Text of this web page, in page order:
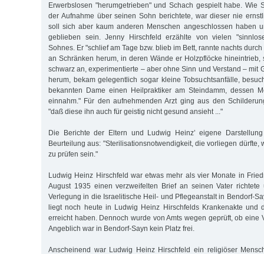
Erwerbslosen "herumgetrieben" und Schach gespielt habe. Wie
der Aufnahme über seinen Sohn berichtete, war dieser nie
soll sich aber kaum anderen Menschen angeschlossen haben
geblieben sein. Jenny Hirschfeld erzählte von vielen
Sohnes. Er "schlief am Tage bzw. blieb im Bett, rannte nachts
an Schränken herum, in deren Wände er Holzpflöcke hineintrieb,
schwarz an, experimentierte – aber ohne Sinn und Verstand – mit
herum, bekam gelegentlich sogar kleine Tobsuchtsanfälle,
bekannten Dame einen Heilpraktiker am Steindamm, dessen
einnahm." Für den aufnehmenden Arzt ging aus den
"daß diese ihn auch für geistig nicht gesund ansieht ..."
Die Berichte der Eltern und Ludwig Heinz’ eigene
Beurteilung aus: "Sterilisationsnotwendigkeit, die vorliegen dürfte,
zu prüfen sein."
Ludwig Heinz Hirschfeld war etwas mehr als vier Monate in
August 1935 einen verzweifelten Brief an seinen Vater
Verlegung in die Israelitische Heil- und Pflegeanstalt in Bendorf-
liegt noch heute in Ludwig Heinz Hirschfelds Krankenakte und
erreicht haben. Dennoch wurde von Amts wegen geprüft, ob eine
Angeblich war in Bendorf-Sayn kein Platz frei.
Anscheinend war Ludwig Heinz Hirschfeld ein religiöser